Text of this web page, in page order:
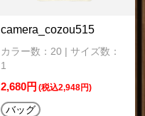
camera_cozou515
カラー数：20 | サイズ数：
1
2,680円 (税込2,948円)
バッグ